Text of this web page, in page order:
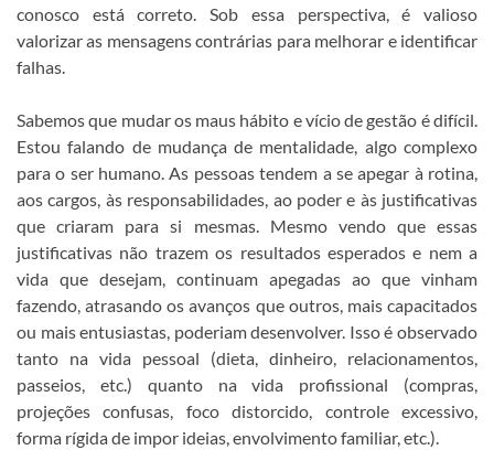
conosco está correto. Sob essa perspectiva, é valioso
valorizar as mensagens contrárias para melhorar e identificar
falhas.
Sabemos que mudar os maus hábito e vício de gestão é difícil.
Estou falando de mudança de mentalidade, algo complexo
para o ser humano. As pessoas tendem a se apegar à rotina,
aos cargos, às responsabilidades, ao poder e às justificativas
que criaram para si mesmas. Mesmo vendo que essas
justificativas não trazem os resultados esperados e nem a
vida que desejam, continuam apegadas ao que vinham
fazendo, atrasando os avanços que outros, mais capacitados
ou mais entusiastas, poderiam desenvolver. Isso é observado
tanto na vida pessoal (dieta, dinheiro, relacionamentos,
passeios, etc.) quanto na vida profissional (compras,
projeções confusas, foco distorcido, controle excessivo,
forma rígida de impor ideias, envolvimento familiar, etc.).